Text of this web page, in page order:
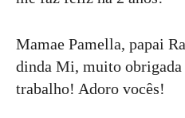
Mamae Pamella, papai
dinda Mi, muito obrigada
trabalho! Adoro vocês!